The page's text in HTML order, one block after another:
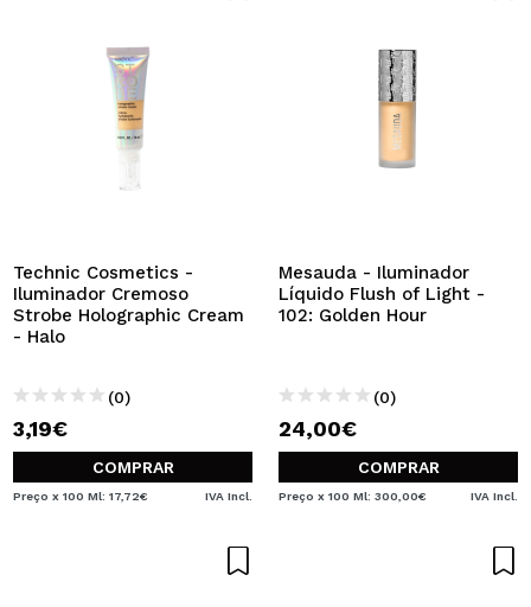
Technic Cosmetics -
Iluminador Cremoso
Strobe Holographic Cream
- Halo
(0)
3,19€
COMPRAR
Preço x 100 Ml: 17,72€ IVA Incl.
Mesauda - Iluminador
Líquido Flush of Light -
102: Golden Hour
(0)
24,00€
COMPRAR
Preço x 100 Ml: 300,00€ IVA Incl.